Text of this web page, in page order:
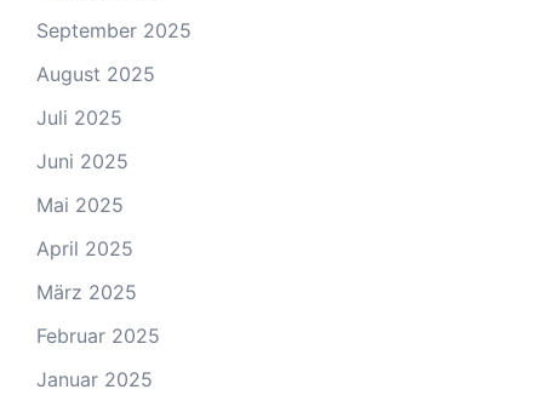
September 2025
August 2025
Juli 2025
Juni 2025
Mai 2025
April 2025
März 2025
Februar 2025
Januar 2025